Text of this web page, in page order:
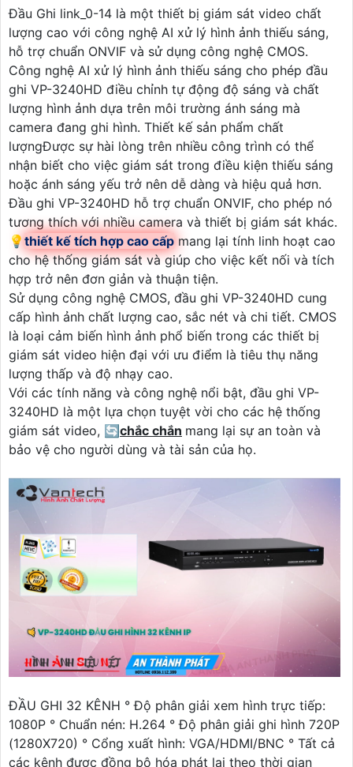
Đầu Ghi link_0-14 là một thiết bị giám sát video chất
lượng cao với công nghệ AI xử lý hình ảnh thiếu sáng,
hỗ trợ chuẩn ONVIF và sử dụng công nghệ CMOS.
Công nghệ AI xử lý hình ảnh thiếu sáng cho phép đầu
ghi VP-3240HD điều chỉnh tự động độ sáng và chất
lượng hình ảnh dựa trên môi trường ánh sáng mà
camera đang ghi hình. Thiết kế sản phẩm chất
lượngĐược sự hài lòng trên nhiều công trình có thể
nhận biết cho việc giám sát trong điều kiện thiếu sáng
hoặc ánh sáng yếu trở nên dễ dàng và hiệu quả hơn.
Đầu ghi VP-3240HD hỗ trợ chuẩn ONVIF, cho phép nó
tương thích với nhiều camera và thiết bị giám sát khác.
💡 thiết kế tích hợp cao cấp mang lại tính linh hoạt cao
cho hệ thống giám sát và giúp cho việc kết nối và tích
hợp trở nên đơn giản và thuận tiện.
Sử dụng công nghệ CMOS, đầu ghi VP-3240HD cung
cấp hình ảnh chất lượng cao, sắc nét và chi tiết. CMOS
là loại cảm biến hình ảnh phổ biến trong các thiết bị
giám sát video hiện đại với ưu điểm là tiêu thụ năng
lượng thấp và độ nhạy cao.
Với các tính năng và công nghệ nổi bật, đầu ghi VP-
3240HD là một lựa chọn tuyệt vời cho các hệ thống
giám sát video, 🔄chắc chắn mang lại sự an toàn và
bảo vệ cho người dùng và tài sản của họ.
ĐẦU GHI 32 KÊNH ° Độ phân giải xem hình trực tiếp:
1080P ° Chuẩn nén: H.264 ° Độ phân giải ghi hình 720P
(1280X720) ° Cổng xuất hình: VGA/HDMI/BNC ° Tất cả
các kênh được đồng bộ hóa phát lại theo thời gian